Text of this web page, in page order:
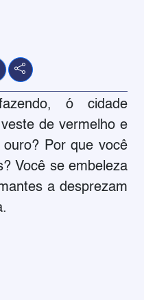
ó cidade
de vermelho e
Por que você
Você se embeleza
a desprezam